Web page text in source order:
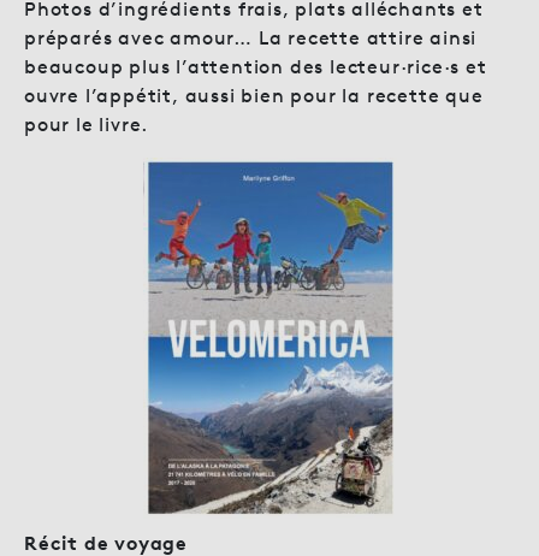
Photos d’ingrédients frais, plats alléchants et
préparés avec amour… La recette attire ainsi
beaucoup plus l’attention des lecteur·rice·s et
ouvre l’appétit, aussi bien pour la recette que
pour le livre.
Récit de voyage